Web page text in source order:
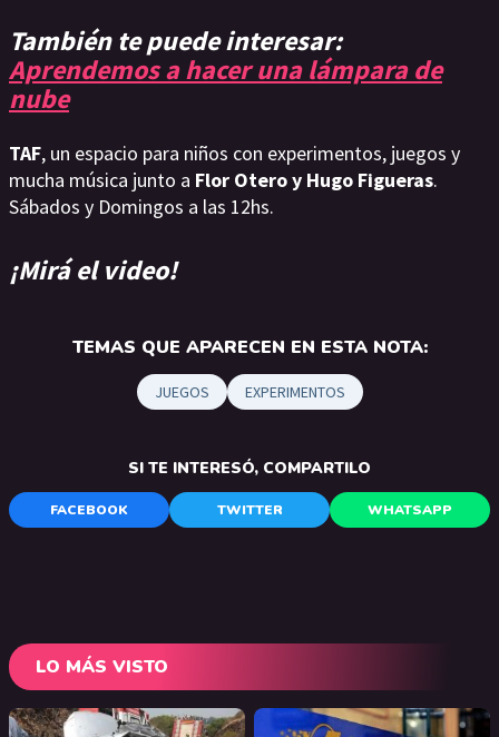
También te puede interesar:
Aprendemos a hacer una lámpara de
nube
TAF, un espacio para niños con experimentos, juegos y
mucha música junto a Flor Otero y Hugo Figueras.
Sábados y Domingos a las 12hs.
¡Mirá el video!
TEMAS QUE APARECEN EN ESTA NOTA:
JUEGOS EXPERIMENTOS
SI TE INTERESÓ, COMPARTILO
FACEBOOK TWITTER WHATSAPP
LO MÁS VISTO